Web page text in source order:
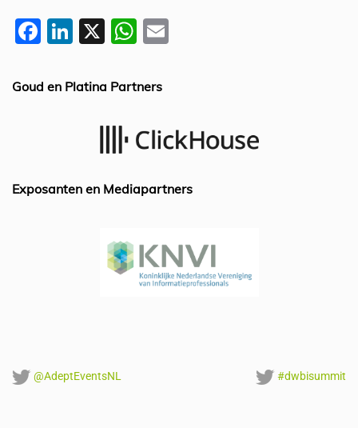
F
c
o
Li
k
X W
at
A
p
p
Goud en Platina Partners
Exposanten en Mediapartners
@AdeptEventsNL #dwbisummit